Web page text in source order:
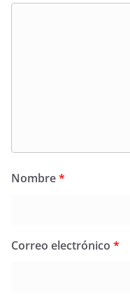
Nombre*
Correo electrónico *